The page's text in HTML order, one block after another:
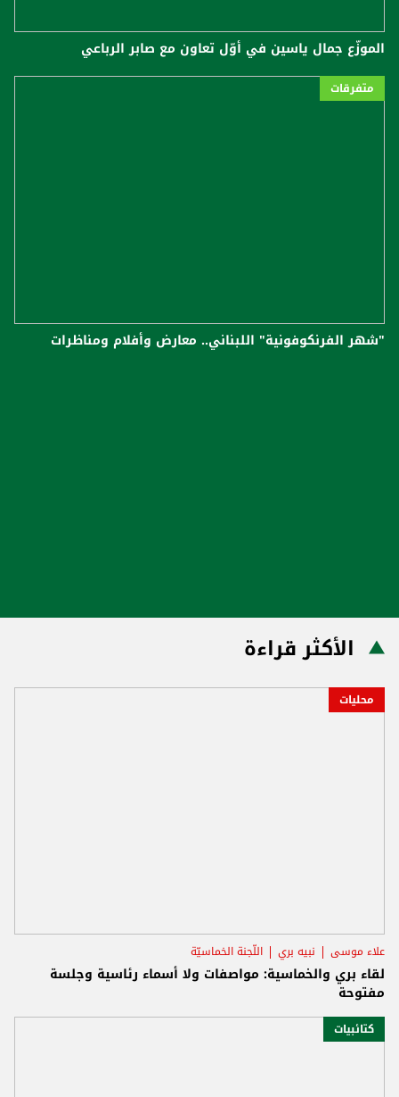
الموزّع جمال ياسين في أوّل تعاون مع صابر الرباعي
متفرقات
"شهر الفرنكوفونية" اللبناني.. معارض وأفلام ومناظرات
الأكثر قراءة
محليات
علاء موسى نبيه بري اللّجنة الخماسيّة
لقاء بري والخماسية: مواصفات ولا أسماء رئاسية وجلسة
مفتوحة
كتائبيات